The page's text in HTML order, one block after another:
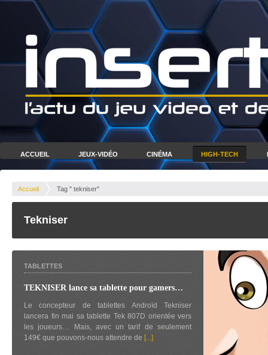
ACCUEIL JEUX-VIDÉO CINÉMA HIGH-TECH
Accueil Tag " tekniser"
Tekniser
TABLETTES
TEKNISER lance sa tablette pour gamers…
Le concepteur de tablettes Androïd Tekniser
lancera fin mai sa tablette Tek 807D orientée vers
les joueurs… Mais, avec un tarif de seulement
149€ que pouvons-nous attendre de [...]